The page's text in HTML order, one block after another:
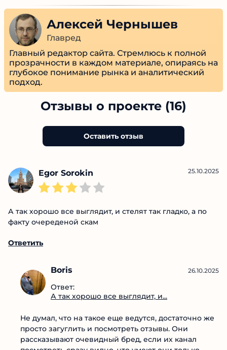
Оставить отзыв
Алексей Чернышев
прозрачности в каждом материале, опираясь
аналитический подход.
Отзывы о проекте (16)
Оставить отзыв
Egor Sorokin 25.10.2025
факту очереденой скам
Ответить
Ответ:
А так хорошо все выглядит, и...